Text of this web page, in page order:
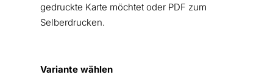
gedruckte Karte möchtet oder PDF zum
Selberdrucken.
Variante wählen